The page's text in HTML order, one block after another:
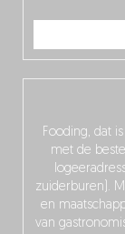
Fooding, dat
met de
zuiderburen).
en
van